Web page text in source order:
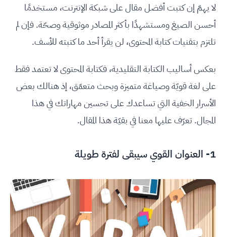
لا يهمّ إن كتبت أفضل مقال على شبكة الإنترنت، مستخدمًا
أحسن الصيغ ومستشهدًا بأكثر المصادر موثوقية وصحّة. فإن لم
تلتزم بتقنيات كتابة المحتوى، لن يقرأ أحد ما كتبته للأسف.
بعكس أساليب الكتابة التقليدية، فكتابة المحتوى لا تعتمد فقط
على لغة قويّة وصياغة متميزة وبحث متعمّق، إذ هنالك بعض
الأسرار الخفية التي تساعدك على تحسين مهاراتك في هذا
المجال. تعرّف عليها معنا في بقيّة هذا المقال.
1- العنوان القوي سيبقى لفترة طويلة